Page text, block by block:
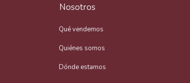
Nosotros
Qué vendemos
Quiénes somos
Dónde estamos